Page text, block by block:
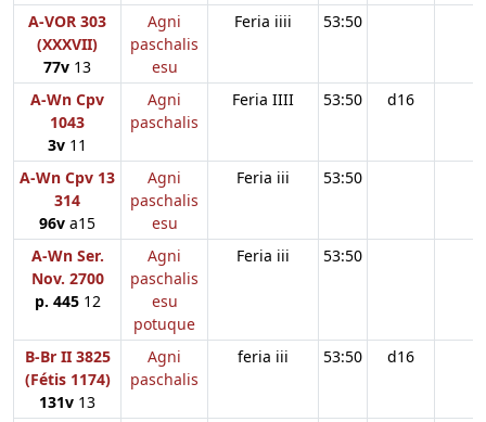
A-VOR 303
(XXXVII)
77v 13
Agni
paschalis
esu
Feria iiii 53:50
A-Wn Cpv
1043
3v 11
Agni
paschalis
Feria IIII 53:50 d16
A-Wn Cpv 13
314
96v a15
Agni
paschalis
esu
Feria iii 53:50
A-Wn Ser.
Nov. 2700
p. 44512
Agni
paschalis
esu
potuque
Feria iii 53:50
B-Br II 3825
(Fétis 1174)
131v 13
Agni
paschalis
feria iii 53:50 d16